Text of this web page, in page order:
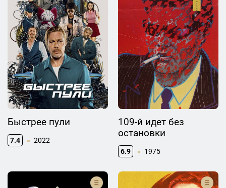
Быстрее пули
7.4 2022
109-й идет без
остановки
6.9 1975